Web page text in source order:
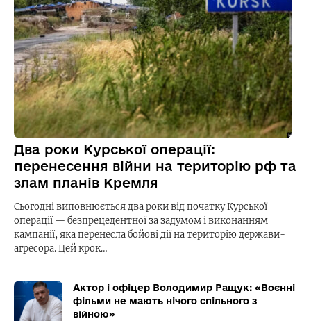
Два роки Курської операції:
перенесення війни на територію рф та
злам планів Кремля
Сьогодні виповнюється два роки від початку Курської
операції — безпрецедентної за задумом і виконанням
кампанії, яка перенесла бойові дії на територію держави-
агресора. Цей крок…
Актор і офіцер Володимир Ращук: «Воєнні
фільми не мають нічого спільного з
війною»